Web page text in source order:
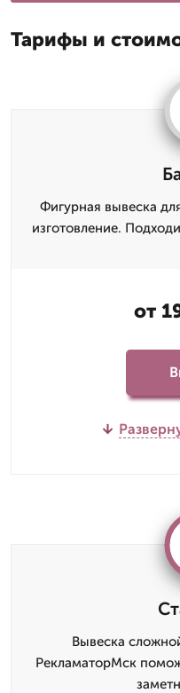
Тарифы и
Фигурная вывеска
изготовление.
от
Вывеска
РекламаторМск